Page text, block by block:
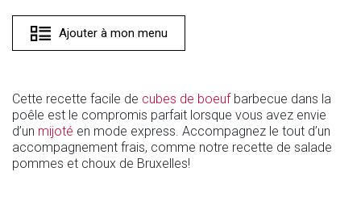
Ajouter à mon menu
Cette recette facile de cubes de boeuf barbecue dans la
poêle est le compromis parfait lorsque vous avez envie
d’un mijoté en mode express. Accompagnez le tout d’un
accompagnement frais, comme notre recette de salade
pommes et choux de Bruxelles!